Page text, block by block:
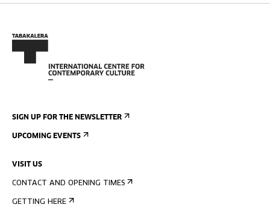
SIGN UP FOR THE NEWSLETTER
UPCOMING EVENTS
VISIT US
CONTACT AND OPENING TIMES
GETTING HERE